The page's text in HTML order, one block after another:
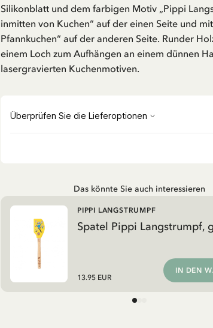
Silikonblatt und dem farbigen Motiv „Pippi
inmitten von Kuchen“ auf der einen Seite und
Pfannkuchen“ auf der anderen Seite. Runder
einem Loch zum Aufhängen an einem dünnen
lasergravierten Kuchenmotiven.
Das könnte Sie auch interessieren
Spatel Pippi Langstrumpf,
PIPPI LANGSTRUMPF
13.95 EUR
IN DEN